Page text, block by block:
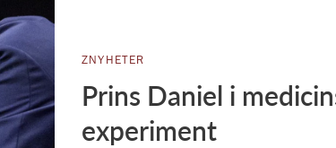
ZNYHETER
Prins Daniel i
experiment